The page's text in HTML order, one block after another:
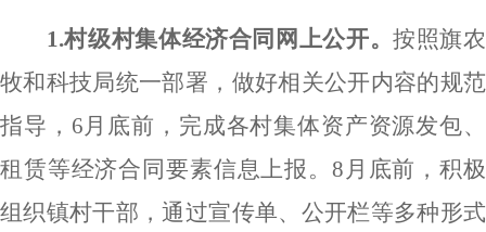
1.村级村集体经济合同网上公开。按照旗农
牧和科技局统一部署，做好相关公开内容的规范
指导， 6月底前，完成各村集体资产资源发包、
租赁等经济合同要素信息上报。 8 月底前，积极
组织镇村干部，通过宣传单、公开栏等多种形式